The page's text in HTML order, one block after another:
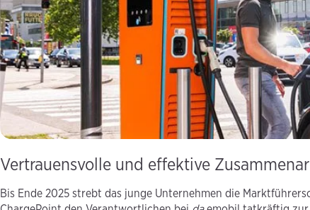
Vertrauensvolle und effektive
Bis Ende 2025 strebt das junge Unternehmen die